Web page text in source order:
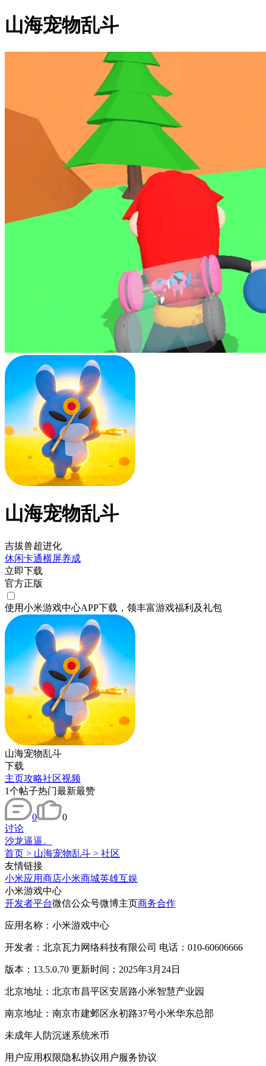
山海宠物乱斗
山海宠物乱斗
吉拔兽超进化
休闲卡通横屏养成
立即下载
官方正版
使用小米游戏中心APP下载 ，领丰富游戏福利 及礼包
山海宠物乱斗
下载
主页攻略社区视频
1个帖子热门最新最赞
0
0
讨论
沙龙逼逼。
首页 > 山海宠物乱斗 > 社区
友情链接
小米应用商店小米商城英雄互娱
小米游戏中心
开发者平台微信公众号微博主页商务合作
应用名称：小米游戏中心
开发者：北京瓦力网络科技有限公司 电话：010-60606666
版本：13.5.0.70 更新时间：2025年3月24日
北京地址：北京市昌平区安居路小米智慧产业园
南京地址：南京市建邺区永初路37号小米华东总部
未成年人防沉迷系统米币
用户应用权限隐私协议用户服务协议